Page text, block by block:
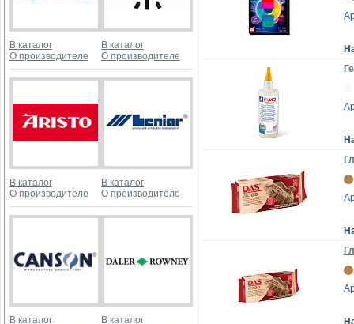
В каталог
О производителе
В каталог
О производителе
В каталог
О производителе
В каталог
О производителе
В каталог
В каталог